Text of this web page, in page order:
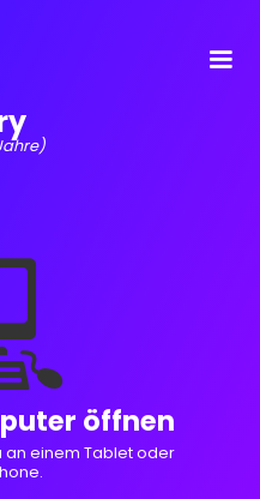
öffnen
an einem Tablet oder